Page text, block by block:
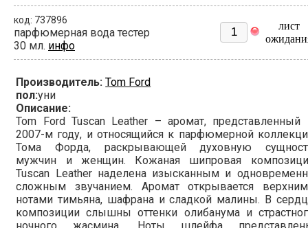
код: 737896
парфюмерная вода тестер
30 мл. инфо
лист
Производитель: Tom Ford
пол:уни
Описание:
Tom Ford Tuscan Leather – аромат, представленный
2007-м году, и относящийся к парфюмерной
Тома Форда, раскрывающей духовную
мужчин и женщин. Кожаная шипровая
Tuscan Leather наделена изысканным и
сложным звучанием. Аромат открывается
нотами тимьяна, шафрана и сладкой малины. В
композиции слышны оттенки олибанума и
ночного жасмина. Ноты шлейфа